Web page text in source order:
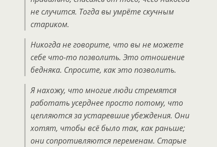
не случится. Тогда вы умрёте скучным
стариком.
Никогда не говорите, что вы не можете
себе что-то позволить. Это отношение
бедняка. Спросите, как это позволить.
Я нахожу, что многие люди стремятся
работать усерднее просто потому, что
цепляются за устаревшие убеждения. Они
хотят, чтобы всё было так, как раньше;
они сопротивляются переменам. Старые